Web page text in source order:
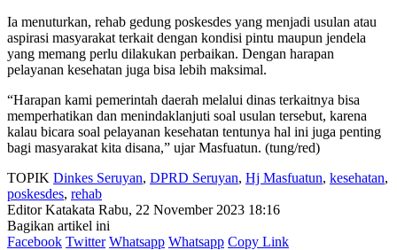
Ia menuturkan, rehab gedung poskesdes yang menjadi usulan atau
aspirasi masyarakat terkait dengan kondisi pintu maupun jendela
yang memang perlu dilakukan perbaikan. Dengan harapan
pelayanan kesehatan juga bisa lebih maksimal.
“Harapan kami pemerintah daerah melalui dinas terkaitnya bisa
memperhatikan dan menindaklanjuti soal usulan tersebut, karena
kalau bicara soal pelayanan kesehatan tentunya hal ini juga penting
bagi masyarakat kita disana,” ujar Masfuatun. (tung/red)
TOPIK Dinkes Seruyan, DPRD Seruyan, Hj Masfuatun, kesehatan,
poskesdes, rehab
Editor Katakata Rabu, 22 November 2023 18:16
Bagikan artikel ini
Facebook Twitter Whatsapp Whatsapp Copy Link